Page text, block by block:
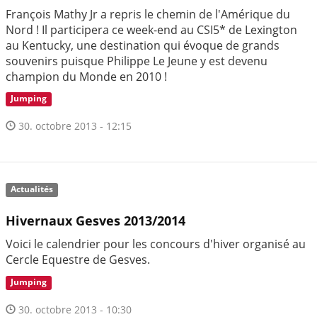
François Mathy Jr a repris le chemin de l'Amérique du
Nord ! Il participera ce week-end au CSI5* de Lexington
au Kentucky, une destination qui évoque de grands
souvenirs puisque Philippe Le Jeune y est devenu
champion du Monde en 2010 !
Jumping
30. octobre 2013 - 12:15
Actualités
Hivernaux Gesves 2013/2014
Voici le calendrier pour les concours d'hiver organisé au
Cercle Equestre de Gesves.
Jumping
30. octobre 2013 - 10:30